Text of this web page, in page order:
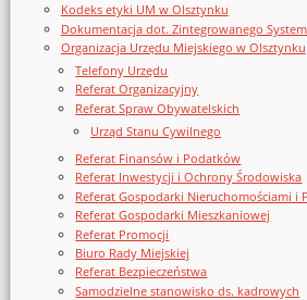
Kodeks etyki UM w Olsztynku
Dokumentacja dot. Zintegrowanego
Organizacja Urzędu Miejskiego w Olsztynku
Telefony Urzędu
Referat Organizacyjny
Referat Spraw Obywatelskich
Urząd Stanu Cywilnego
Referat Finansów i Podatków
Referat Inwestycji i Ochrony Środowiska
Referat Gospodarki Nieruchomościami i
Referat Gospodarki Mieszkaniowej
Referat Promocji
Biuro Rady Miejskiej
Referat Bezpieczeństwa
Samodzielne stanowisko ds. kadrowych